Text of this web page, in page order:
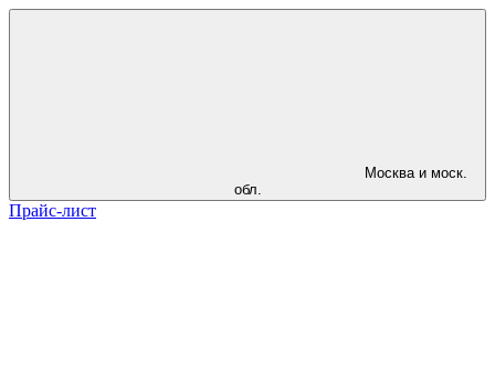
Москва и моск.
обл.
Прайс-лист